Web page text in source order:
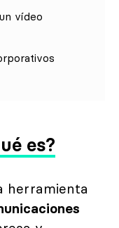
vídeo
es?
herramienta